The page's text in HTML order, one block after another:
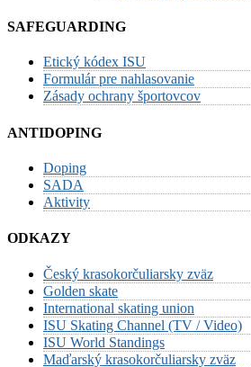
SAFEGUARDING
Etický kódex ISU
Formulár pre nahlasovanie
Zásady ochrany športovcov
ANTIDOPING
Doping
SADA
Aktivity
ODKAZY
Český krasokorčuliarsky zväz
Golden skate
International skating union
ISU Skating Channel (TV / Video)
ISU World Standings
Maďarský krasokorčuliarsky zväz